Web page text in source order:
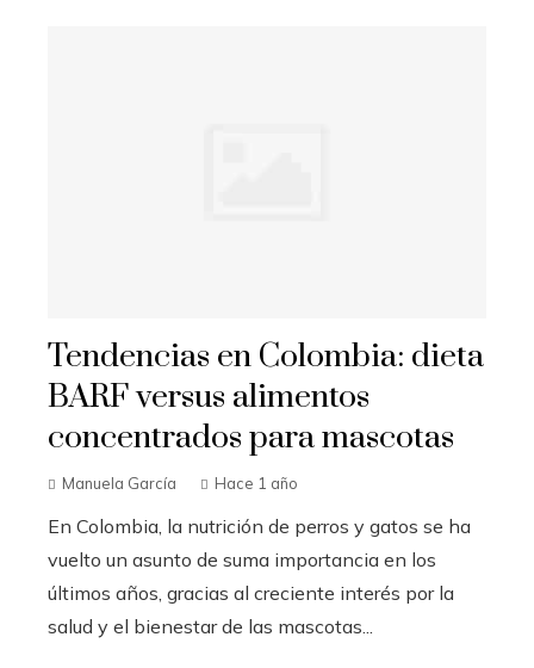
Tendencias en Colombia: dieta
BARF versus alimentos
concentrados para mascotas
Manuela García Hace 1 año
En Colombia, la nutrición de perros y gatos se ha
vuelto un asunto de suma importancia en los
últimos años, gracias al creciente interés por la
salud y el bienestar de las mascotas...